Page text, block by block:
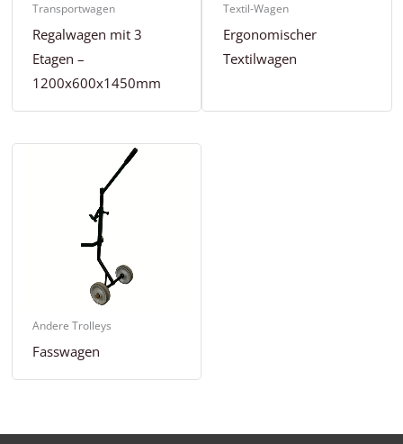
Transportwagen
Regalwagen mit 3
Etagen –
1200x600x1450mm
Textil-Wagen
Ergonomischer
Textilwagen
Andere Trolleys
Fasswagen